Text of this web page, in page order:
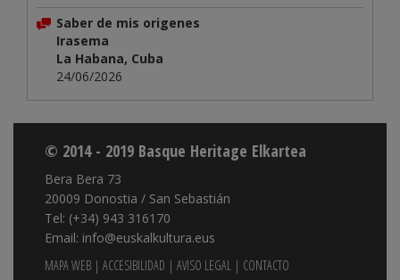
Saber de mis origenes
Irasema
La Habana, Cuba
24/06/2026
© 2014 - 2019 Basque Heritage Elkartea
Bera Bera 73
20009 Donostia / San Sebastián
Tel: (+34) 943 316170
Email: info@euskalkultura.eus
MAPA WEB | ACCESIBILIDAD | AVISO LEGAL | CONTACTO